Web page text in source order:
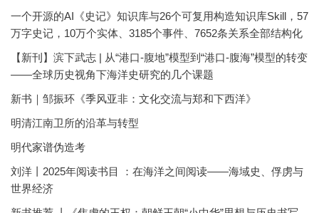
一个开源的AI《史记》知识库与26个可复用构造知识库Skill，57
万字史记，10万个实体、3185个事件、7652条关系全部结构化
【新刊】滨下武志 | 从“港口-腹地”模型到“港口-腹海”模型的转变
——全球历史视角下海洋史研究的几个课题
新书｜邹振环《季风亚非：文化交流与郑和下西洋》
明清江南卫所的沿革与转型
明代家谱伪造考
刘洋丨2025年阅读书目 ：在海洋之间阅读——海域史、俘虏与
世界经济